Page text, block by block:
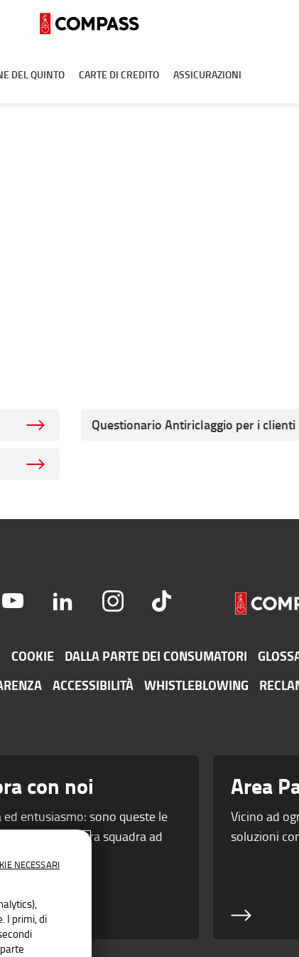
DEL QUINTO CARTE DI CREDITO ASSICURAZIONI
Questionario Antiriclaggio per i clienti
COOKIE DALLA PARTE DEI CONSUMATORI
ACCESSIBILITÀ WHISTLEBLOWING
con noi
ed entusiasmo: sono queste le
portano la nostra squadra ad
Area
Vicino ad
soluzioni
I primi, di
NECESSARI